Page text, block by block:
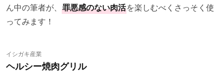
ん中の筆者が、 罪悪感のない肉活を楽しむべくさっそく使
ってみます！
イシガキ産業
ヘルシー焼肉グリル